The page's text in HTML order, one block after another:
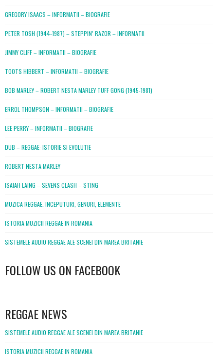
GREGORY ISAACS – INFORMATII – BIOGRAFIE
PETER TOSH (1944-1987) – STEPPIN’ RAZOR – INFORMATII
JIMMY CLIFF – INFORMATII – BIOGRAFIE
TOOTS HIBBERT – INFORMATII – BIOGRAFIE
BOB MARLEY – ROBERT NESTA MARLEY TUFF GONG (1945-1981)
ERROL THOMPSON – INFORMATII – BIOGRAFIE
LEE PERRY – INFORMATII – BIOGRAFIE
DUB – REGGAE: ISTORIE SI EVOLUTIE
ROBERT NESTA MARLEY
ISAIAH LAING – SEVENS CLASH – STING
MUZICA REGGAE. INCEPUTURI, GENURI, ELEMENTE
ISTORIA MUZICII REGGAE IN ROMANIA
SISTEMELE AUDIO REGGAE ALE SCENEI DIN MAREA BRITANIE
FOLLOW US ON FACEBOOK
REGGAE NEWS
SISTEMELE AUDIO REGGAE ALE SCENEI DIN MAREA BRITANIE
ISTORIA MUZICII REGGAE IN ROMANIA